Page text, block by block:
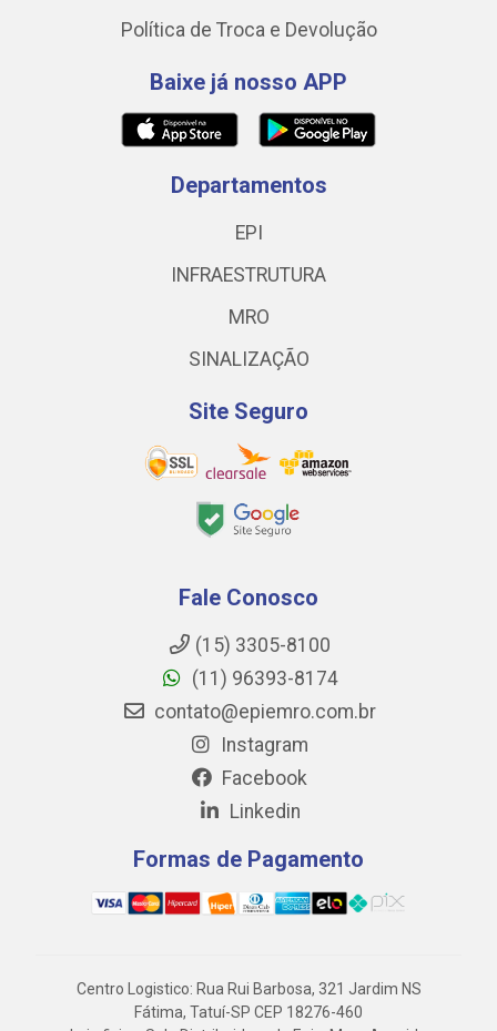
Política de Troca e Devolução
Baixe já nosso APP
Departamentos
EPI
INFRAESTRUTURA
MRO
SINALIZAÇÃO
Site Seguro
Fale Conosco
(15) 3305-8100
(11) 96393-8174
contato@epiemro.com.br
Instagram
Facebook
Linkedin
Formas de Pagamento
Centro Logistico: Rua Rui Barbosa, 321 Jardim NS
Fátima, Tatuí-SP CEP 18276-460